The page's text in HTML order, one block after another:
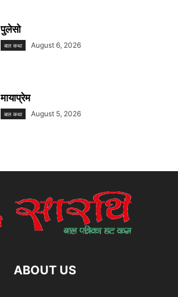
पुलेसो
बाल कथा August 6, 2026
मायाप्रेम
बाल कथा August 5, 2026
ABOUT US